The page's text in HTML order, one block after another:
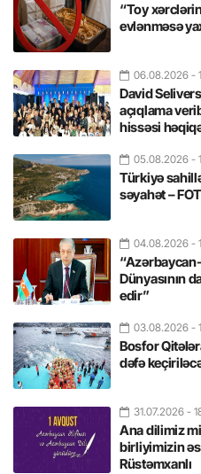
“Toy
evlənməsə
06.08.2026 -
David
açıqlama
hissəsi
05.08.2026 -
Türkiyə
səyahət –
04.08.2026 -
Dünyasının
edir”
03.08.2026 -
Bosfor
dəfə
31.07.2026 -
Ana dilimiz
birliyimizin
Rüstəmxanlı